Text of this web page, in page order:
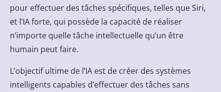
pour effectuer des tâches spécifiques, telles que Siri,
et l’IA forte, qui possède la capacité de réaliser
n’importe quelle tâche intellectuelle qu’un être
humain peut faire.
L’objectif ultime de l’IA est de créer des systèmes
intelligents capables d’effectuer des tâches sans